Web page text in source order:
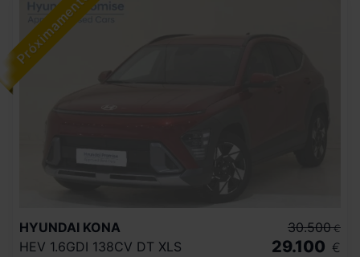
HYUNDAI KONA
HEV 1.6GDI 138CV DT XLS
30.500 €
29.100 €